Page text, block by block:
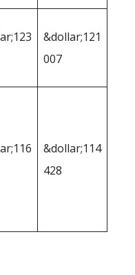
&dollar;121
007
&dollar;114
428